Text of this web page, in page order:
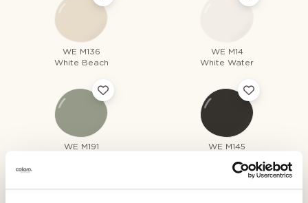
WE M136
White Beach
WE M14
White Water
WE M191
WE M145